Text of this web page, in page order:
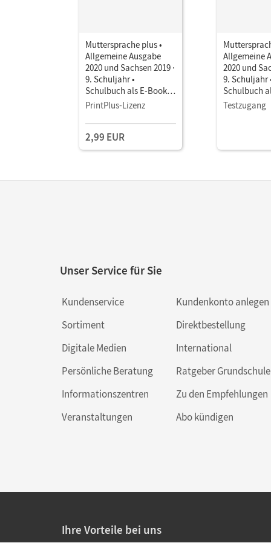
Muttersprache plus •
Allgemeine Ausgabe
2020 und Sachsen 2019 ·
9. Schuljahr •
Schulbuch als E-Book
Mit Medien
PrintPlus-Lizenz
2,99 EUR
Allgemeine
2020 und
9. Schuljahr
Schulbuch
Mit Medien
Testzugang
Unser Service für Sie
Kundenservice
Sortiment
Digitale Medien
Persönliche Beratung
Informationszentren
Veranstaltungen
Kundenkonto anlegen
Direktbestellung
International
Ratgeber Grundschule
Zu den Empfehlungen
Abo kündigen
Ihre Vorteile bei uns